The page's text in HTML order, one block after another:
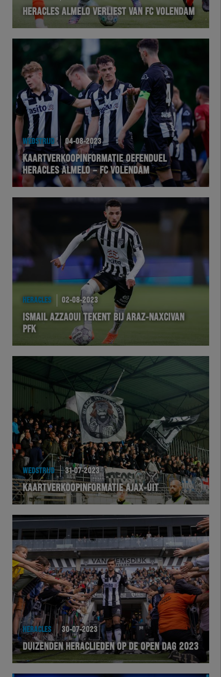
VOLHER
HERTEL
Natuurgras
Wedstrijd
Heracles
BusinessClub
Foundation
Futsal
eSports
HERACLES ALMELO VERLIEST VAN FC VOLENDAM
WEDSTRIJD 04-08-2023
KAARTVERKOOPINFORMATIE OEFENDUEL
HERACLES ALMELO – FC VOLENDAM
HERACLES 02-08-2023
ISMAIL AZZAOUI TEKENT BIJ ARAZ-NAXCIVAN
PFK
WEDSTRIJD 31-07-2023
KAARTVERKOOPINFORMATIE AJAX-UIT
HERACLES 30-07-2023
DUIZENDEN HERACLIEDEN OP DE OPEN DAG 2023